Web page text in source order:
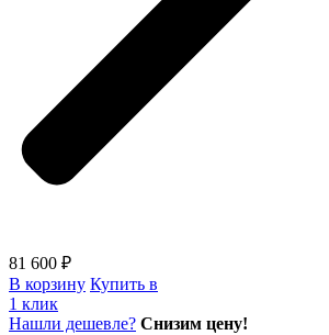
81 600 ₽
В корзину Купить в
1 клик
Нашли дешевле? Снизим цену!